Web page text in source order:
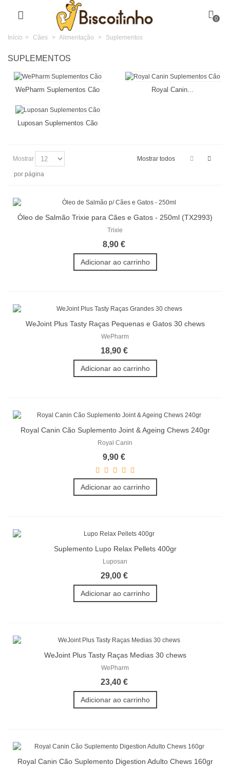
0
Início > Cães > Alimentação > Suplementos
SUPLEMENTOS
WePharm Suplementos Cão Royal Canin...
Luposan Suplementos Cão
Mostrar
por página
Mostrar todos
Óleo de Salmão Trixie para Cães e Gatos - 250ml (TX2993)
Trixie
8,90 €
Adicionar ao carrinho
WeJoint Plus Tasty Raças Pequenas e Gatos 30 chews
WePharm
18,90 €
Adicionar ao carrinho
Royal Canin Cão Suplemento Joint & Ageing Chews 240gr
Royal Canin
9,90 €
Adicionar ao carrinho
Suplemento Lupo Relax Pellets 400gr
Luposan
29,00 €
Adicionar ao carrinho
WeJoint Plus Tasty Raças Medias 30 chews
WePharm
23,40 €
Adicionar ao carrinho
Royal Canin Cão Suplemento Digestion Adulto Chews 160gr